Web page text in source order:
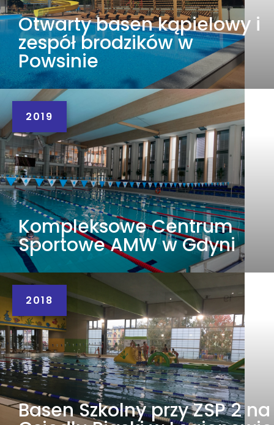
Otwarty basen kąpielowy i
zespół brodzików w
Powsinie
Kompleksowe Centrum
Sportowe AMW w Gdyni
2019
Basen Szkolny przy ZSP 2 na
2018